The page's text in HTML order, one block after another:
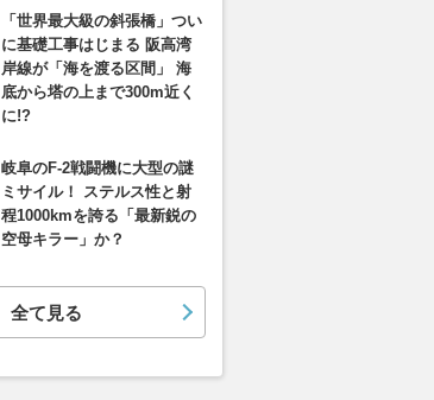
「世界最大級の斜張橋」つい
に基礎工事はじまる 阪高湾
岸線が「海を渡る区間」 海
底から塔の上まで300m近く
に!?
岐阜のF-2戦闘機に大型の謎
ミサイル！ ステルス性と射
程1000kmを誇る「最新鋭の
空母キラー」か？
全て見る